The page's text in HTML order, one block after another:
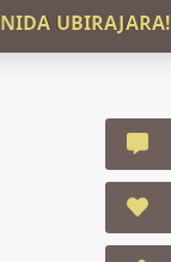
UBIRAJARA!